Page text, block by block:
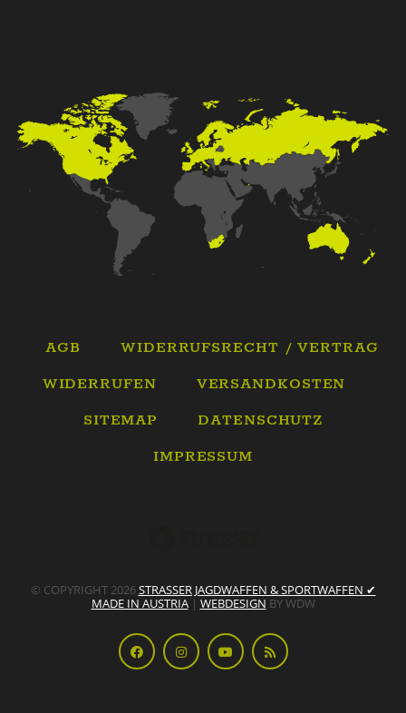
AGB
WIDERRUFSRECHT / VERTRAG
WIDERRUFEN
VERSANDKOSTEN
SITEMAP
DATENSCHUTZ
IMPRESSUM
© COPYRIGHT 2026STRASSER JAGDWAFFEN & SPORTWAFFEN ✔
MADE IN AUSTRIA | WEBDESIGN BY WDW